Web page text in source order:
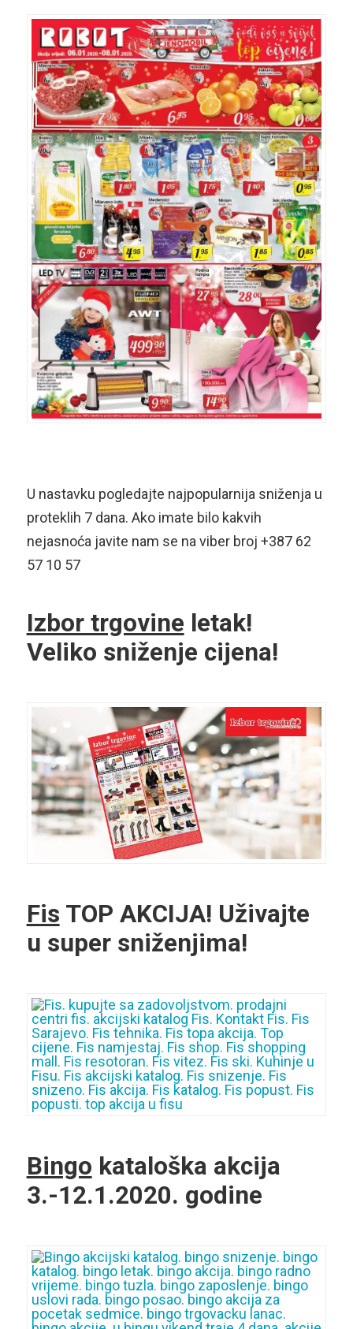
U nastavku pogledajte najpopularnija sniženja u
proteklih 7 dana. Ako imate bilo kakvih
nejasnoća javite nam se na viber broj +387 62
57 10 57
Izbor trgovine letak!
Veliko sniženje cijena!
Fis TOP AKCIJA! Uživajte
u super sniženjima!
Bingo kataloška akcija
3.-12.1.2020. godine